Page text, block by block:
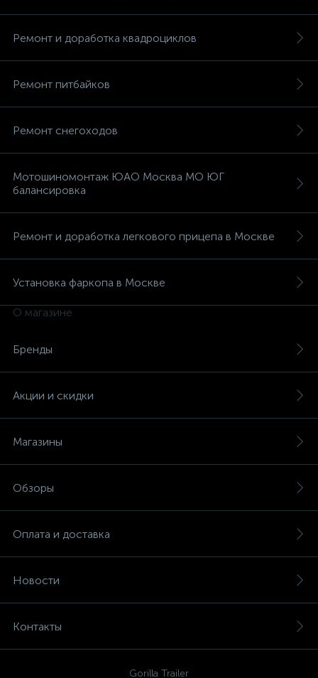
Ремонт и доработка квадроциклов
Ремонт питбайков
Ремонт снегоходов
Мотошиномонтаж ЮАО Москва МО ЮГ
балансировка
Ремонт и доработка легкового прицепа в Москве
Установка фаркопа в Москве
О магазине
Бренды
Акции и скидки
Магазины
Обзоры
Оплата и доставка
Новости
Контакты
Gorilla Trailer